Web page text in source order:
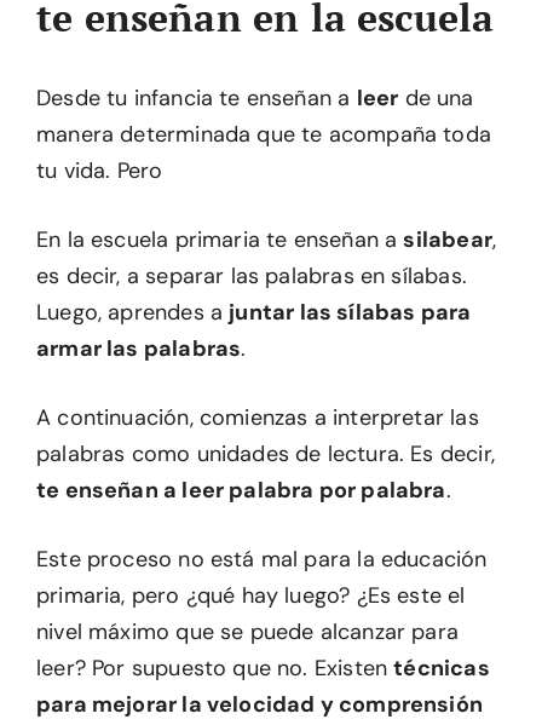
te enseñan en la escuela
Desde tu infancia te enseñan a leer de una
manera determinada que te acompaña toda
tu vida. Pero
En la escuela primaria te enseñan asilabear,
es decir, a separar las palabras en sílabas.
Luego, aprendes a juntar las sílabas para
armar las palabras.
A continuación, comienzas a interpretar las
palabras como unidades de lectura. Es decir,
te enseñan a leer palabra por palabra.
Este proceso no está mal para la educación
primaria, pero ¿qué hay luego? ¿Es este el
nivel máximo que se puede alcanzar para
leer? Por supuesto que no. Existentécnicas
para mejorar la velocidad y comprensión